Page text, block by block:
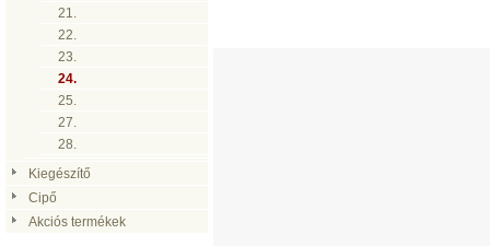
21.
22.
23.
24.
25.
27.
28.
Kiegészítő
Cipő
Akciós termékek